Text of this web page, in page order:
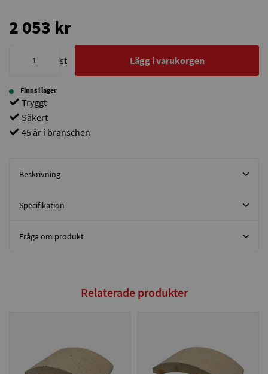
2 053 kr
st Lägg i varukorgen
Finns i lager
Tryggt
Säkert
45 år i branschen
Beskrivning
Specifikation
Fråga om produkt
Relaterade produkter